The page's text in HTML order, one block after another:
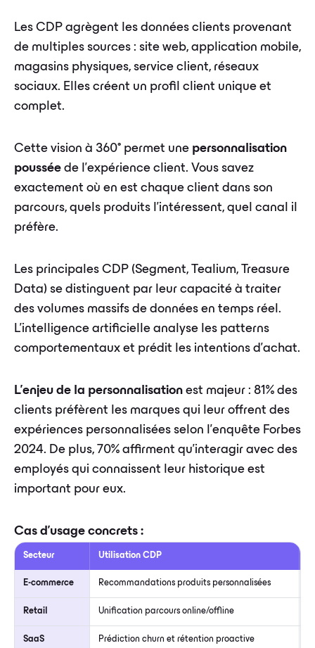
Les CDP agrègent les données clients provenant
de multiples sources : site web, application mobile,
magasins physiques, service client, réseaux
sociaux. Elles créent un profil client unique et
complet.
Cette vision à 360° permet une personnalisation
poussée de l'expérience client. Vous savez
exactement où en est chaque client dans son
parcours, quels produits l'intéressent, quel canal il
préfère.
Les principales CDP (Segment, Tealium, Treasure
Data) se distinguent par leur capacité à traiter
des volumes massifs de données en temps réel.
L'intelligence artificielle analyse les patterns
comportementaux et prédit les intentions d'achat.
L'enjeu de la personnalisation est majeur : 81% des
clients préfèrent les marques qui leur offrent des
expériences personnalisées selon l'enquête Forbes
2024. De plus, 70% affirment qu'interagir avec des
employés qui connaissent leur historique est
important pour eux.
Cas d'usage concrets :
Secteur Utilisation CDP
E-commerce Recommandations produits personnalisées
Retail Unification parcours online/offline
SaaS Prédiction churn et rétention proactive